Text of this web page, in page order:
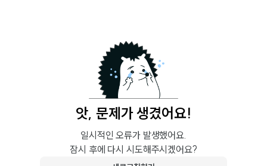
앗, 문제가 생겼어요!
일시적인 오류가 발생했어요.
잠시 후에 다시 시도해주시겠어요?